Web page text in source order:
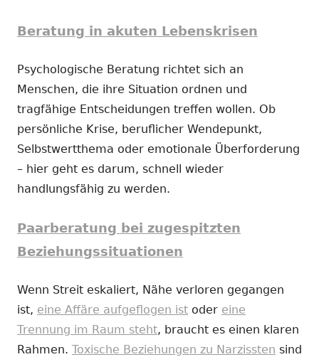
Beratung in akuten Lebenskrisen
Psychologische Beratung richtet sich an
Menschen, die ihre Situation ordnen und
tragfähige Entscheidungen treffen wollen. Ob
persönliche Krise, beruflicher Wendepunkt,
Selbstwertthema oder emotionale Überforderung
– hier geht es darum, schnell wieder
handlungsfähig zu werden.
Paarberatung bei zugespitzten
Beziehungssituationen
Wenn Streit eskaliert, Nähe verloren gegangen
ist, eine Affäre aufgeflogen ist oder eine
Trennung im Raum steht, braucht es einen klaren
Rahmen. Toxische Beziehungen zu Narzissten sind